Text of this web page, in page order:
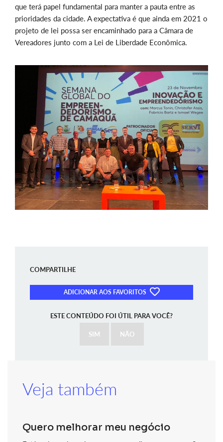
que terá papel fundamental para manter a pauta entre as
prioridades da cidade. A expectativa é que ainda em 2021 o
projeto de lei possa ser encaminhado para a Câmara de
Vereadores junto com a Lei de Liberdade Econômica.
COMPARTILHE
ADICIONAR AOS FAVORITOS
ESTE CONTEÚDO FOI ÚTIL PARA VOCÊ?
SIM NÃO
Veja também
Quero melhorar meu negócio